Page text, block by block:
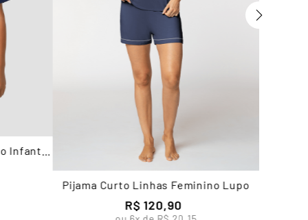
Infantil
Pijama Curto Linhas Feminino Lupo
R$ 120,90